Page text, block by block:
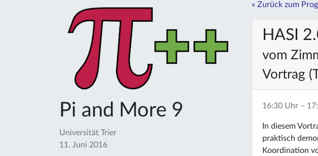
Pi and More 9
Universität Trier
11. Juni 2016
« Zurück zum
HASI
vom
Vortrag
16:30 Uhr –
In diesem
praktisch
Koordination